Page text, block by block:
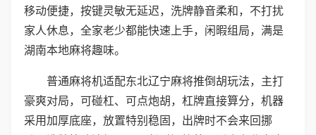
移动便捷，按键灵敏无延迟，洗牌静音柔和，不打扰
家人休息，全家老少都能快速上手，闲暇组局，满是
湖南本地麻将趣味。
普通麻将机适配东北辽宁麻将推倒胡玩法，主打
豪爽对局，可碰杠、可点炮胡，杠牌直接算分，机器
采用加厚底座，放置特别稳固，出牌时不会来回挪